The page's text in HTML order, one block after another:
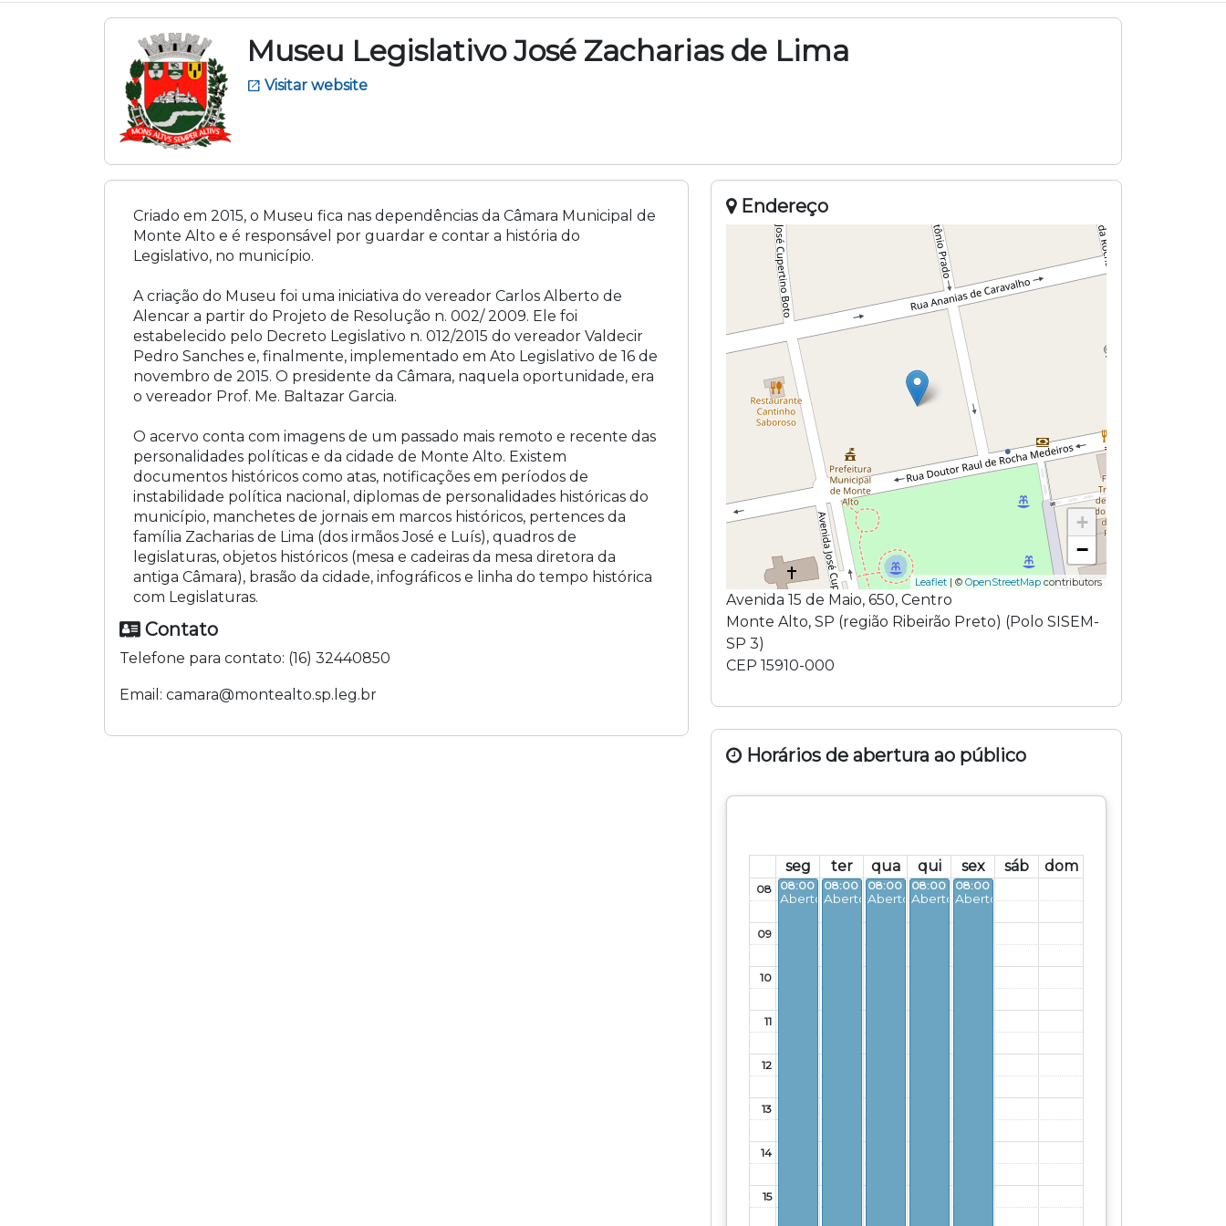
Museu Legislativo José Zacharias de Lima
open_in_new Visitar website
Criado em 2015, o Museu fica nas dependências da Câmara Municipal de
Monte Alto e é responsável por guardar e contar a história do
Legislativo, no município.
A criação do Museu foi uma iniciativa do vereador Carlos Alberto de
Alencar a partir do Projeto de Resolução n. 002/ 2009. Ele foi
estabelecido pelo Decreto Legislativo n. 012/2015 do vereador Valdecir
Pedro Sanches e, finalmente, implementado em Ato Legislativo de 16 de
novembro de 2015. O presidente da Câmara, naquela oportunidade, era
o vereador Prof. Me. Baltazar Garcia.
O acervo conta com imagens de um passado mais remoto e recente das
personalidades políticas e da cidade de Monte Alto. Existem
documentos históricos como atas, notificações em períodos de
instabilidade política nacional, diplomas de personalidades históricas do
município, manchetes de jornais em marcos históricos, pertences da
família Zacharias de Lima (dos irmãos José e Luís), quadros de
legislaturas, objetos históricos (mesa e cadeiras da mesa diretora da
antiga Câmara), brasão da cidade, infográficos e linha do tempo histórica
com Legislaturas.
Contato
Telefone para contato: (16) 32440850
Email: camara@montealto.sp.leg.br
Endereço
+
−
Leaflet | © OpenStreetMap contributors
Avenida 15 de Maio, 650, Centro
Monte Alto, SP (região Ribeirão Preto) (Polo SISEM-
SP 3)
CEP 15910-000
Horários de abertura ao público
seg ter qua qui sex sáb dom
08
09
10
11
12
13
14
15
08:00 - 17:30
Aberto
08:00 - 17:30
Aberto
08:00 - 17:30
Aberto
08:00 - 17:30
Aberto
08:00 - 17:30
Aberto